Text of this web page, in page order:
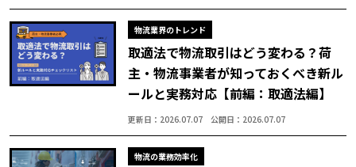
物流業界のトレンド
取適法で物流取引はどう変わる？荷
主・物流事業者が知っておくべき新ル
ールと実務対応【前編：取適法編】
更新日：2026.07.07 公開日：2026.07.07
物流の業務効率化